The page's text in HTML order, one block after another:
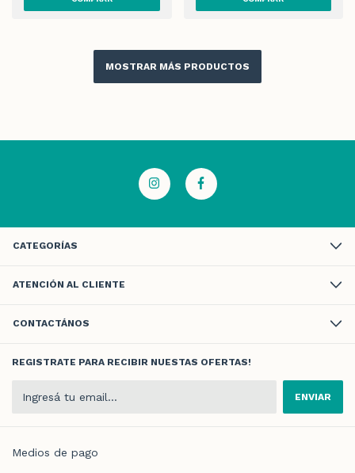
MOSTRAR MÁS PRODUCTOS
CATEGORÍAS
ATENCIÓN AL CLIENTE
CONTACTÁNOS
REGISTRATE PARA RECIBIR NUESTAS OFERTAS!
Medios de pago